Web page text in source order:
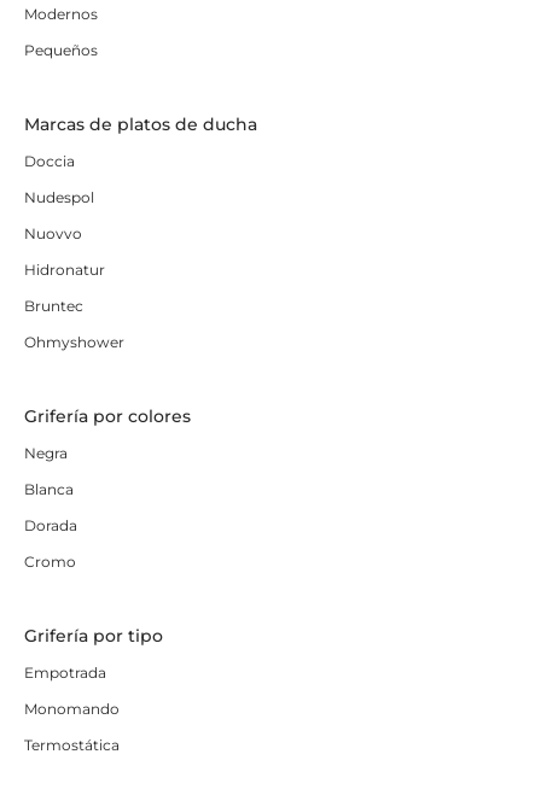
Modernos
Pequeños
Marcas de platos de ducha
Doccia
Nudespol
Nuovvo
Hidronatur
Bruntec
Ohmyshower
Grifería por colores
Negra
Blanca
Dorada
Cromo
Grifería por tipo
Empotrada
Monomando
Termostática